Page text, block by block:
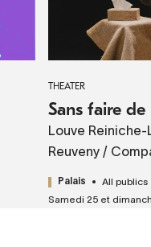
THEATER
Sans faire
Louve
Reuveny /
Palais
All publics
Samedi 25 et